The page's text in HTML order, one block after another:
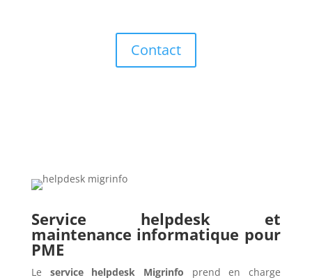
Contact
Service helpdesk et
maintenance informatique pour
PME
Le service helpdesk Migrinfo prend en charge